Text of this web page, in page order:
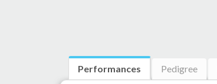
Performances Pedigree